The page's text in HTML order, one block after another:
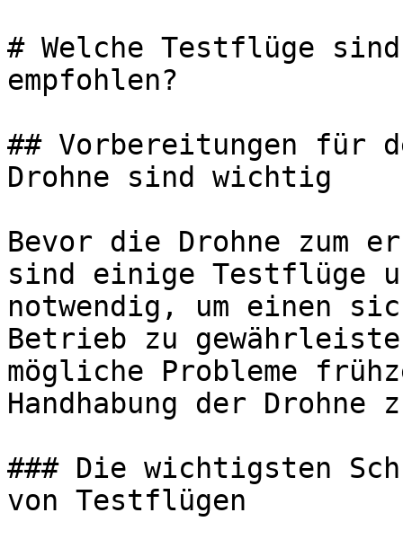
# Welche Testflüge
empfohlen?
## Vorbereitungen für
Drohne sind wichtig
Bevor die Drohne zum
sind einige Testflüge
notwendig, um einen
Betrieb zu
mögliche Probleme
Handhabung der
### Die wichtigsten
von Testflügen